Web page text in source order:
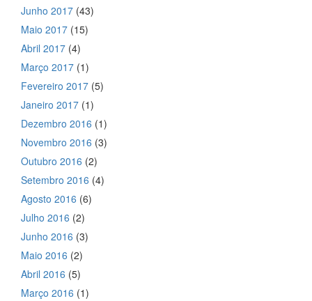
Junho 2017 (43)
Maio 2017 (15)
Abril 2017 (4)
Março 2017 (1)
Fevereiro 2017 (5)
Janeiro 2017 (1)
Dezembro 2016 (1)
Novembro 2016 (3)
Outubro 2016 (2)
Setembro 2016 (4)
Agosto 2016 (6)
Julho 2016 (2)
Junho 2016 (3)
Maio 2016 (2)
Abril 2016 (5)
Março 2016 (1)